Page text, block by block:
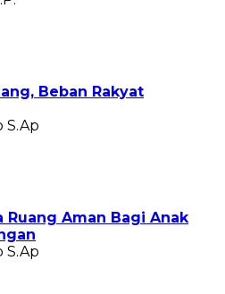
Beban Rakyat
S.Ap
Ruang Aman Bagi Anak
S.Ap